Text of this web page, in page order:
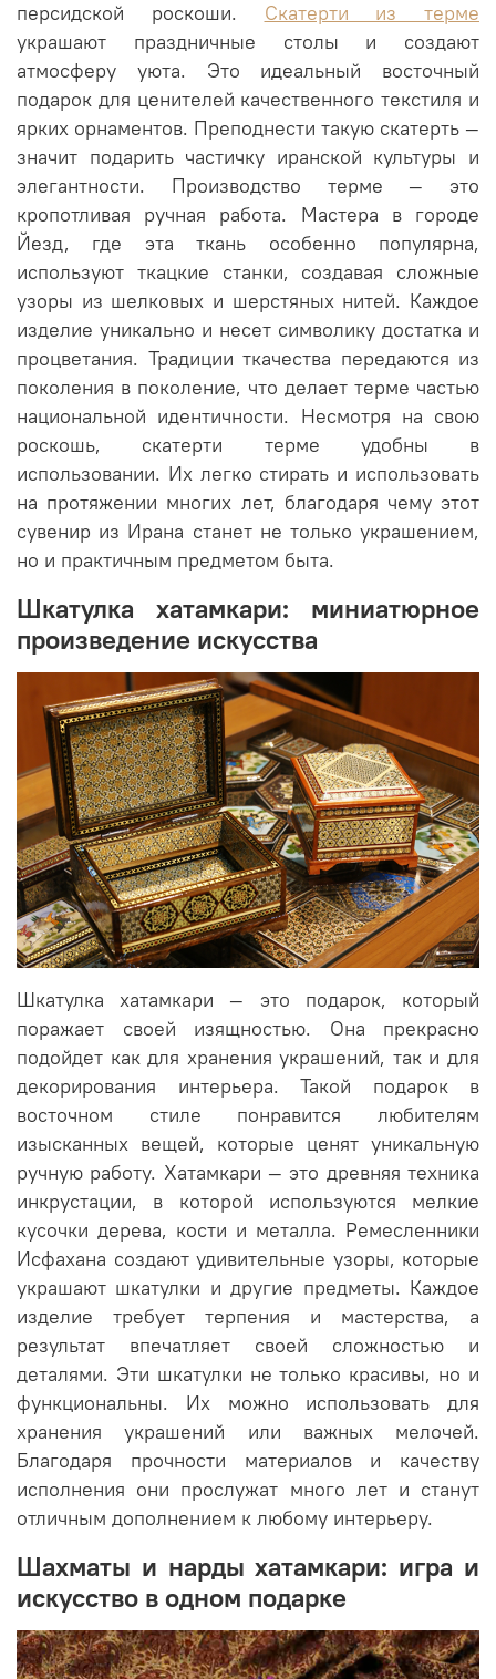
персидской роскоши. Скатерти из терме
украшают праздничные столы и создают
атмосферу уюта. Это идеальный восточный
подарок для ценителей качественного текстиля и
ярких орнаментов. Преподнести такую скатерть —
значит подарить частичку иранской культуры и
элегантности. Производство терме — это
кропотливая ручная работа. Мастера в городе
Йезд, где эта ткань особенно популярна,
используют ткацкие станки, создавая сложные
узоры из шелковых и шерстяных нитей. Каждое
изделие уникально и несет символику достатка и
процветания. Традиции ткачества передаются из
поколения в поколение, что делает терме частью
национальной идентичности. Несмотря на свою
роскошь, скатерти терме удобны в
использовании. Их легко стирать и использовать
на протяжении многих лет, благодаря чему этот
сувенир из Ирана станет не только украшением,
но и практичным предметом быта.
Шкатулка хатамкари: миниатюрное
произведение искусства
Шкатулка хатамкари — это подарок, который
поражает своей изящностью. Она прекрасно
подойдет как для хранения украшений, так и для
декорирования интерьера. Такой подарок в
восточном стиле понравится любителям
изысканных вещей, которые ценят уникальную
ручную работу. Хатамкари — это древняя техника
инкрустации, в которой используются мелкие
кусочки дерева, кости и металла. Ремесленники
Исфахана создают удивительные узоры, которые
украшают шкатулки и другие предметы. Каждое
изделие требует терпения и мастерства, а
результат впечатляет своей сложностью и
деталями. Эти шкатулки не только красивы, но и
функциональны. Их можно использовать для
хранения украшений или важных мелочей.
Благодаря прочности материалов и качеству
исполнения они прослужат много лет и станут
отличным дополнением к любому интерьеру.
Шахматы и нарды хатамкари: игра и
искусство в одном подарке